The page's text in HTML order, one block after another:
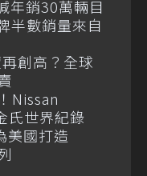
年銷30萬輛目
半數銷量來自
創高？全球
Nissan
氏世界紀錄
美國打造